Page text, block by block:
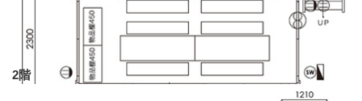
2階